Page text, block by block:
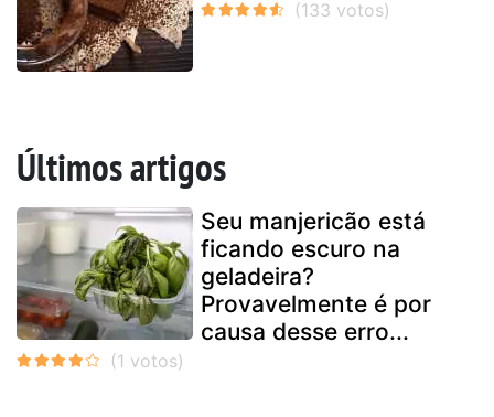
Últimos artigos
Seu manjericão está
ficando escuro na
geladeira?
Provavelmente é por
causa desse erro...